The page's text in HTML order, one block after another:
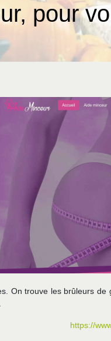
pour
On trouve les brûleurs
https://